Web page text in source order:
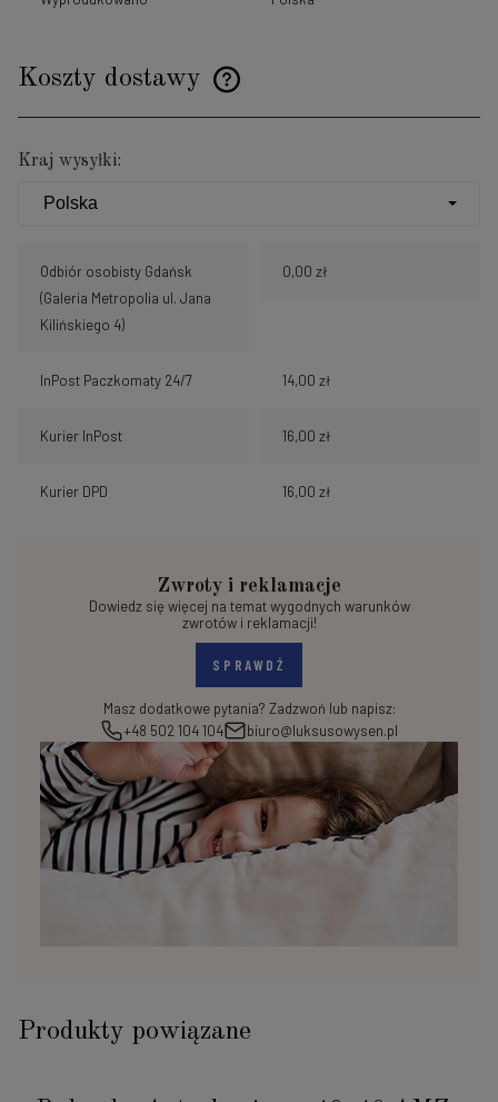
Koszty dostawy
Cena nie zawiera ewentualnych kosztów płatności
Kraj wysyłki:
Odbiór osobisty Gdańsk
(Galeria Metropolia ul. Jana
Kilińskiego 4)
0,00 zł
InPost Paczkomaty 24/7 14,00 zł
Kurier InPost 16,00 zł
Kurier DPD 16,00 zł
Zwroty i reklamacje
Dowiedz się więcej na temat wygodnych warunków
zwrotów i reklamacji!
SPRAWDŹ
Masz dodatkowe pytania? Zadzwoń lub napisz:
+48 502 104 104
biuro@luksusowysen.pl
Produkty powiązane